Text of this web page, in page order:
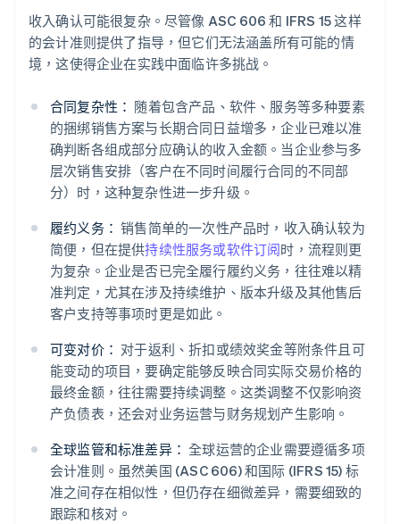
收入确认可能很复杂。尽管像 ASC 606 和 IFRS 15 这样
的会计准则提供了指导，但它们无法涵盖所有可能的情
境，这使得企业在实践中面临许多挑战。
合同复杂性： 随着包含产品、软件、服务等多种要素
的捆绑销售方案与长期合同日益增多，企业已难以准
确判断各组成部分应确认的收入金额。当企业参与多
层次销售安排（客户在不同时间履行合同的不同部
分）时，这种复杂性进一步升级。
履约义务： 销售简单的一次性产品时，收入确认较为
简便，但在提供持续性服务或软件订阅时，流程则更
为复杂。企业是否已完全履行履约义务，往往难以精
准判定，尤其在涉及持续维护、版本升级及其他售后
客户支持等事项时更是如此。
可变对价： 对于返利、折扣或绩效奖金等附条件且可
能变动的项目，要确定能够反映合同实际交易价格的
最终金额，往往需要持续调整。这类调整不仅影响资
产负债表，还会对业务运营与财务规划产生影响。
全球监管和标准差异： 全球运营的企业需要遵循多项
会计准则。虽然美国 (ASC 606) 和国际 (IFRS 15) 标
准之间存在相似性，但仍存在细微差异，需要细致的
跟踪和核对。